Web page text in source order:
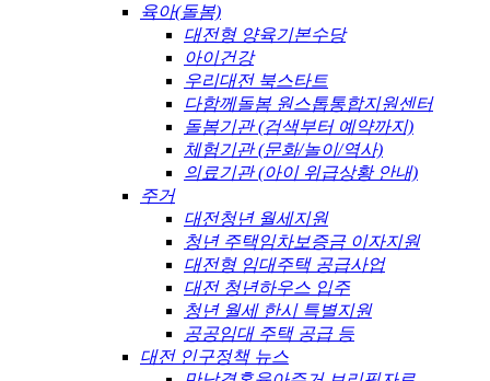
육아(돌봄)
대전형 양육기본수당
아이건강
우리대전 북스타트
다함께돌봄 원스톱통합지원센터
돌봄기관 (검색부터 예약까지)
체험기관 (문화/놀이/역사)
의료기관 (아이 위급상황 안내)
주거
대전청년 월세지원
청년 주택임차보증금 이자지원
대전형 임대주택 공급사업
대전 청년하우스 입주
청년 월세 한시 특별지원
공공임대 주택 공급 등
대전 인구정책 뉴스